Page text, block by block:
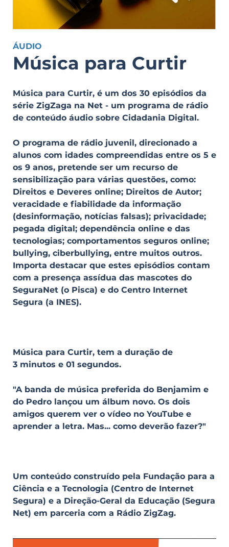
ÁUDIO
Música para Curtir
Música para Curtir, é um dos 30 episódios da
série ZigZaga na Net - um programa de rádio
de conteúdo áudio sobre Cidadania Digital.
O programa de rádio juvenil, direcionado a
alunos com idades compreendidas entre os 5 e
os 9 anos, pretende ser um recurso de
sensibilização para várias questões, como:
Direitos e Deveres online; Direitos de Autor;
veracidade e fiabilidade da informação
(desinformação, notícias falsas); privacidade;
pegada digital; dependência online e das
tecnologias; comportamentos seguros online;
bullying, ciberbullying, entre muitos outros.
Importa destacar que estes episódios contam
com a presença assídua das mascotes do
SeguraNet (o Pisca) e do Centro Internet
Segura (a INES).
Música para Curtir, tem a duração de
3 minutos e 01 segundos.
"A banda de música preferida do Benjamim e
do Pedro lançou um álbum novo. Os dois
amigos querem ver o vídeo no YouTube e
aprender a letra. Mas... como deverão fazer?"
Um conteúdo construído pela Fundação para a
Ciência e a Tecnologia (Centro de Internet
Segura) e a Direção-Geral da Educação (Segura
Net) em parceria com a Rádio ZigZag.